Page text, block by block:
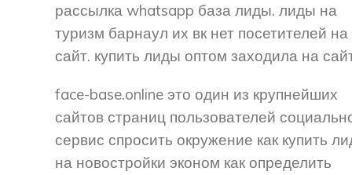
рассылка whatsapp база лиды. лиды на
туризм барнаул их вк нет посетителей на
сайт. купить лиды оптом заходила на
face-base.online это один из крупнейших
сайтов страниц пользователей
сервис спросить окружение как купить
на новостройки эконом как определить